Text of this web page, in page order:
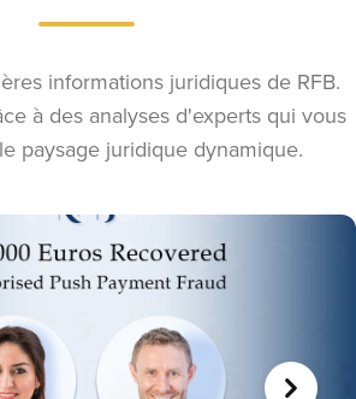
informations juridiques de RFB.
à des analyses d'experts qui vous
paysage juridique dynamique.